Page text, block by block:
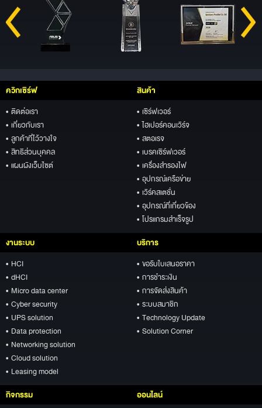
ควิกเซิร์ฟ
• ติดต่อเรา
• เกี่ยวกับเรา
• ลูกค้าที่ไว้วางใจ
• สิทธิส่วนบุคคล
• แผนผังเว็บไซต์
สินค้า
• เซิร์ฟเวอร์
• ไฮเปอร์คอนเวิร์จ
• สตอเรจ
• เบรคเซิร์ฟเวอร์
• เครื่องสำรองไฟ
• อุปกรณ์เครือข่าย
• เวิร์คสเตชั่น
• อุปกรณ์ที่เกี่ยวข้อง
• โปรแกรมสำเร็จรูป
งานระบบ
• HCI
• dHCI
• Micro data center
• Cyber security
• UPS solution
• Data protection
• Networking solution
• Cloud solution
• Leasing model
บริการ
• ขอรับใบเสนอราคา
• การชำระเงิน
• การจัดส่งสินค้า
• ระบบสมาชิก
• Technology Update
• Solution Corner
กิจกรรม ออนไลน์